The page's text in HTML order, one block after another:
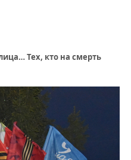
Тех, кто на смерть